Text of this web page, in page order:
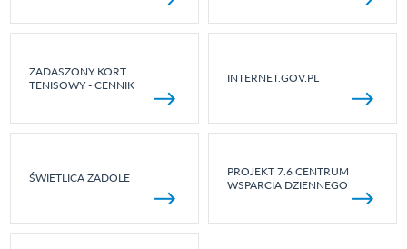
ZADASZONY KORT
TENISOWY - CENNIK
INTERNET.GOV.PL
ŚWIETLICA ZADOLE
PROJEKT 7.6 CENTRUM
WSPARCIA DZIENNEGO